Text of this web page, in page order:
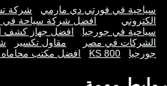
سياحية في فورتي دي مارمي
شركة
الكتروني
افضل شركة سياحة في
سياحية في جورجيا
افضل جهاز كشف
الشركات في مصر
مقاول تكسير
جورجيا
KS 800 افضل مكتب